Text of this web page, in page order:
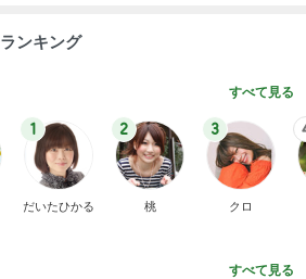
ンキング
すべて見る
1
だいたひかる
2
桃
3
クロ
すべて見る